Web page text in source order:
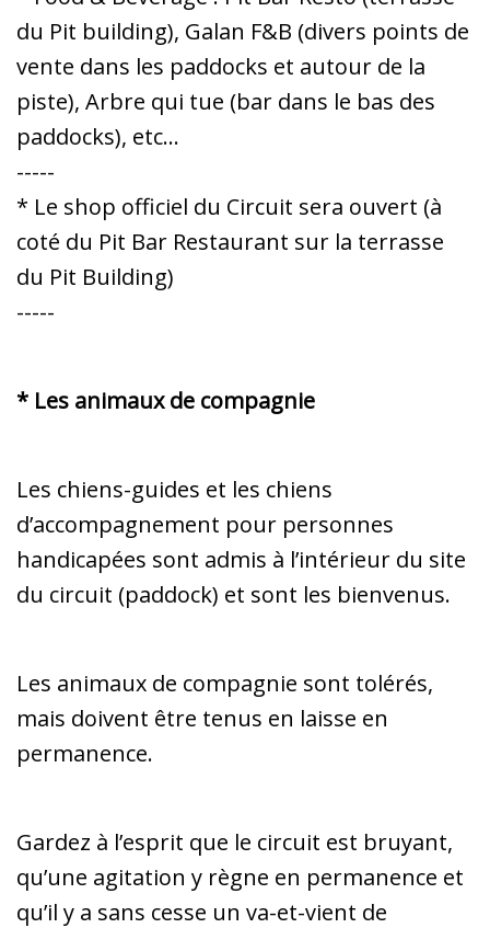
du Pit building), Galan F&B (divers points de
vente dans les paddocks et autour de la
piste), Arbre qui tue (bar dans le bas des
paddocks), etc…
-----
* Le shop officiel du Circuit sera ouvert (à
coté du Pit Bar Restaurant sur la terrasse
du Pit Building)
-----
* Les animaux de compagnie
Les chiens-guides et les chiens
d’accompagnement pour personnes
handicapées sont admis à l’intérieur du site
du circuit (paddock) et sont les bienvenus.
Les animaux de compagnie sont tolérés,
mais doivent être tenus en laisse en
permanence.
Gardez à l’esprit que le circuit est bruyant,
qu’une agitation y règne en permanence et
qu’il y a sans cesse un va-et-vient de